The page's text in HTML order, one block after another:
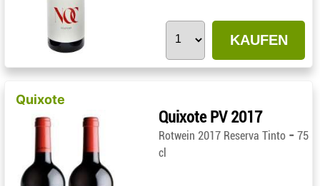
KAUFEN
Quixote
Quixote PV 2017
Rotwein 2017 Reserva Tinto - 75
cl